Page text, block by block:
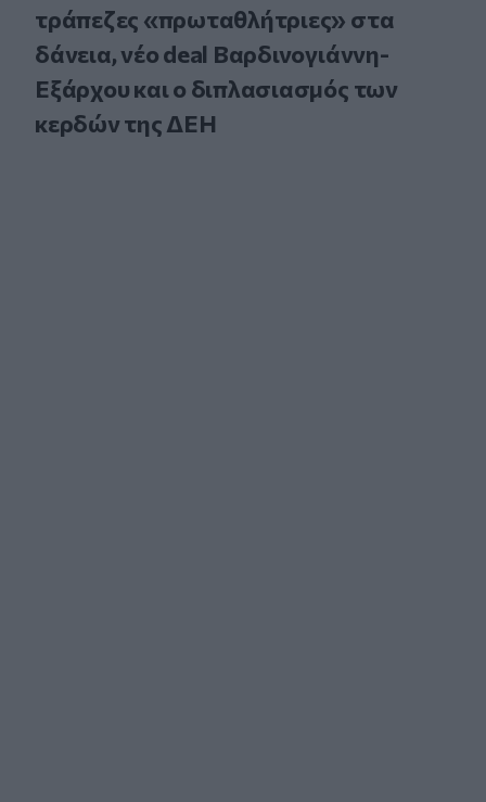
τράπεζες «πρωταθλήτριες» στα
δάνεια, νέο deal Βαρδινογιάννη-
Εξάρχου και ο διπλασιασμός των
κερδών της ΔΕΗ